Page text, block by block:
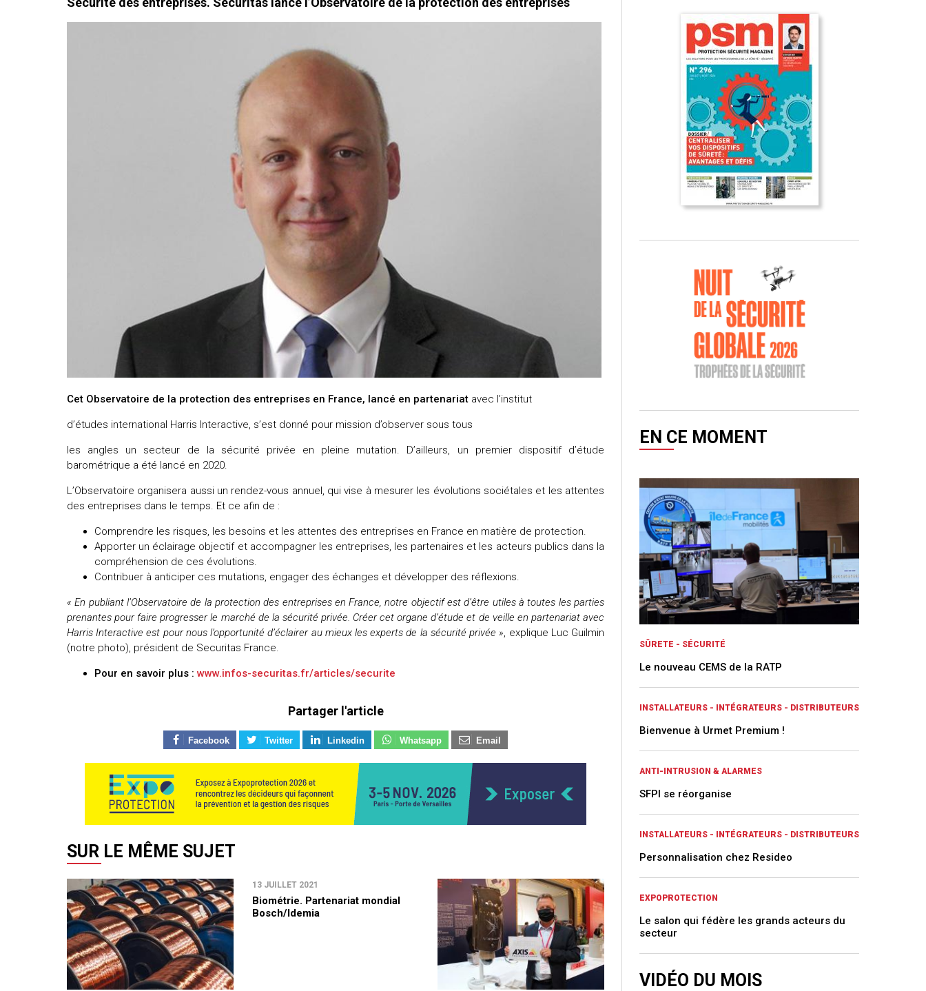
Cet Observatoire de la protection des entreprises en France, lancé en partenariat avec l’institut
d’études international Harris Interactive, s’est donné pour mission d’observer sous tous
les angles un secteur de la sécurité privée en pleine mutation. D’ailleurs, un premier dispositif d’étude
barométrique a été lancé en 2020.
L’Observatoire organisera aussi un rendez-vous annuel, qui vise à mesurer les évolutions sociétales et les attentes
des entreprises dans le temps. Et ce afin de :
Comprendre les risques, les besoins et les attentes des entreprises en France en matière de protection.
Apporter un éclairage objectif et accompagner les entreprises, les partenaires et les acteurs publics dans la
compréhension de ces évolutions.
Contribuer à anticiper ces mutations, engager des échanges et développer des réflexions.
« En publiant l’Observatoire de la protection des entreprises en France, notre objectif est d’être utiles à toutes les parties
prenantes pour faire progresser le marché de la sécurité privée. Créer cet organe d’étude et de veille en partenariat avec
Harris Interactive est pour nous l’opportunité d’éclairer au mieux les experts de la sécurité privée », explique Luc Guilmin
(notre photo), président de Securitas France.
Pour en savoir plus : www.infos-securitas.fr/articles/securite
Partager l'article
Facebook Twitter Linkedin Whatsapp Email
SUR LE MÊME SUJET
13 JUILLET 2021
Biométrie. Partenariat mondial
Bosch/Idemia
EN CE MOMENT
SÛRETE - SÉCURITÉ
Le nouveau CEMS de la RATP
INSTALLATEURS - INTÉGRATEURS - DISTRIBUTEURS
Bienvenue à Urmet Premium !
ANTI-INTRUSION & ALARMES
SFPI se réorganise
INSTALLATEURS - INTÉGRATEURS - DISTRIBUTEURS
Personnalisation chez Resideo
EXPOPROTECTION
Le salon qui fédère les grands acteurs du
secteur
VIDÉO DU MOIS